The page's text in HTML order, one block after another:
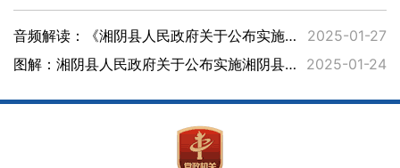
音频解读：《湘阴县人民政府关于公布实施湘阴县园地、林地、草地定级和基准地价成果的通知》
2025-01-27
图解：湘阴县人民政府关于公布实施湘阴县园地、林地、草地定级和基准地价成果的通知
2025-01-24